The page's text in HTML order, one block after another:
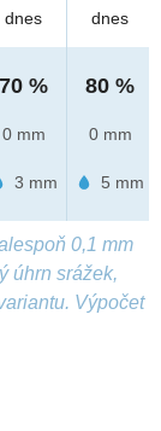
dnes
70 %
0 mm
3 mm
dnes
80 %
0 mm
5 mm
0,1 mm
úhrn srážek,
Výpočet